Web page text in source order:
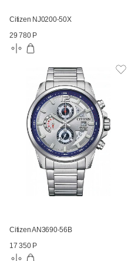
Citizen NJ0200-50X
29 780 Р
Citizen AN3690-56B
17 350 Р